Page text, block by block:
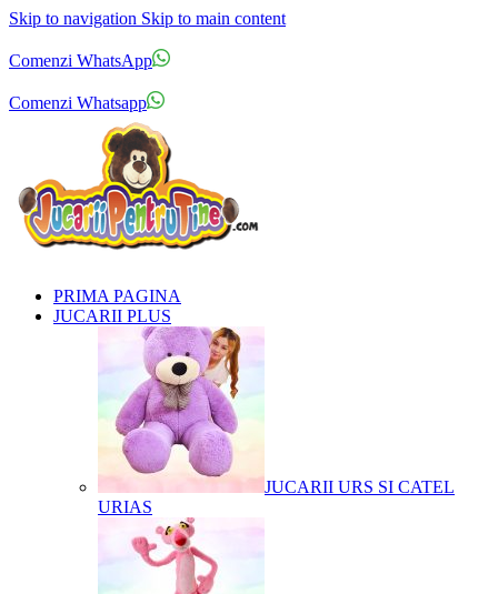
Skip to navigation Skip to main content
Comenzi WhatsApp
Comenzi Whatsapp
PRIMA PAGINA
JUCARII PLUS
JUCARII URS SI CATEL
URIAS